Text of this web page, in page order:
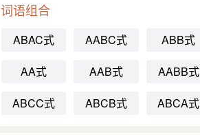
词语组合
ABAC式 AABC式
ABB式
AA式
AAB式
AABB式
ABCC式
ABCB式 ABCA式